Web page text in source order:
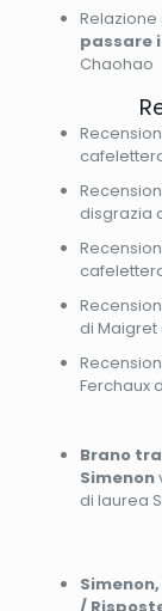
Relazione
passare
Chaohao
disgrazia
di
Ferchaux
Brano
Simenon
di laurea
/